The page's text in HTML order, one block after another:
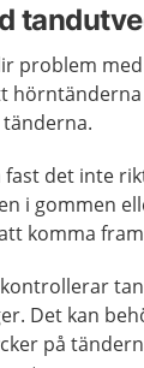
problem
det inte
i gommen
komma
Det kan
på